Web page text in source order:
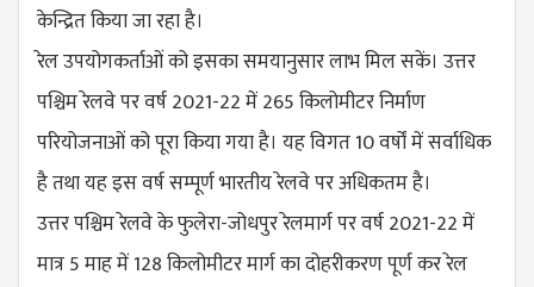
केन्द्रित किया जा रहा है।
रेल उपयोगकर्ताओं को इसका समयानुसार लाभ मिल सकें। उत्तर
पश्चिम रेलवे पर वर्ष 2021-22 में 265 किलोमीटर निर्माण
परियोजनाओं को पूरा किया गया है। यह विगत 10 वर्षों में सर्वाधिक
है तथा यह इस वर्ष सम्पूर्ण भारतीय रेलवे पर अधिकतम है।
उत्तर पश्चिम रेलवे के फुलेरा-जोधपुर रेलमार्ग पर वर्ष 2021-22 में
मात्र 5 माह में 128 किलोमीटर मार्ग का दोहरीकरण पूर्ण कर रेल